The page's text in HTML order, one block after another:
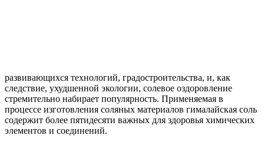
развивающихся технологий, градостроительства, и, как
следствие, ухудшенной экологии, солевое оздоровление
стремительно набирает популярность. Применяемая в
процессе изготовления соляных материалов гималайская соль
содержит более пятидесяти важных для здоровья химических
элементов и соединений.